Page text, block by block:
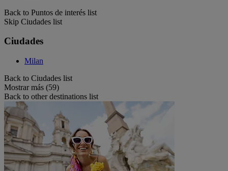
Back to Puntos de interés list
Skip Ciudades list
Ciudades
Milan
Back to Ciudades list
Mostrar más (59)
Back to other destinations list